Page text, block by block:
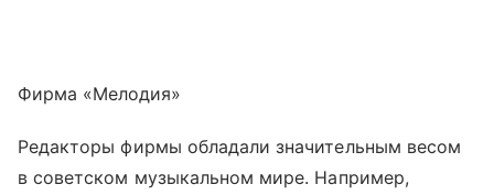
Фирма «Мелодия»
Редакторы фирмы обладали значительным весом
в советском музыкальном мире. Например,